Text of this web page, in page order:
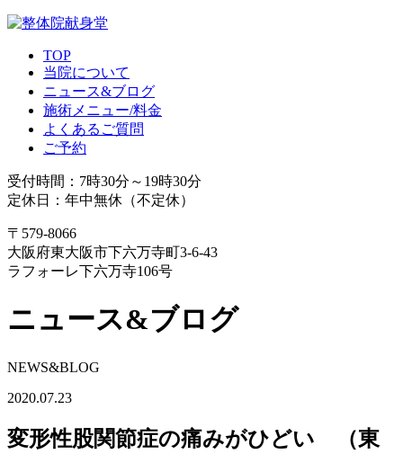
TOP
当院について
ニュース&ブログ
施術メニュー/料金
よくあるご質問
ご予約
受付時間：7時30分～19時30分
定休日：年中無休（不定休）
〒579-8066
大阪府東大阪市下六万寺町3-6-43
ラフォーレ下六万寺106号
ニュース&ブログ
NEWS&BLOG
2020.07.23
変形性股関節症の痛みがひどい （東